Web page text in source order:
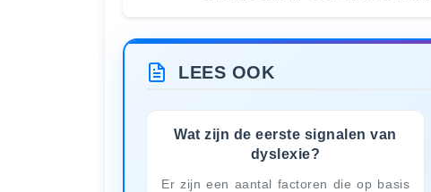
LEES OOK
Wat zijn de eerste signalen van
dyslexie?
Er zijn een aantal factoren die op basis